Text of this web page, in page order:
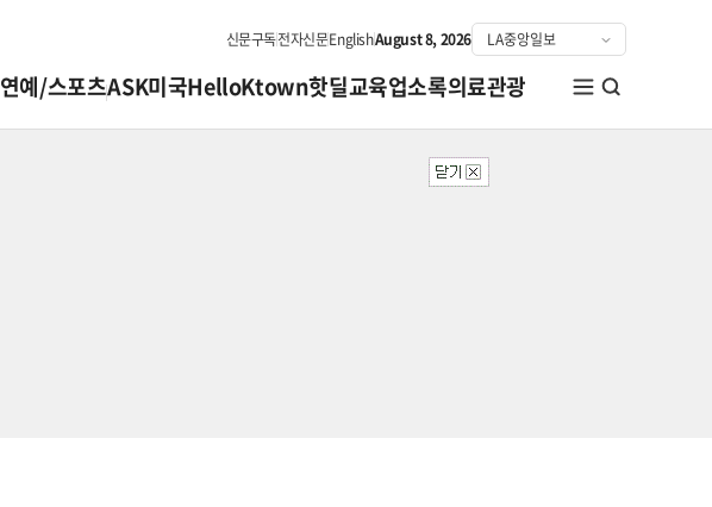
신문구독전자신문EnglishAugust 8, 2026
연예/스포츠ASK미국HelloKtown핫딜교육업소록의료관광